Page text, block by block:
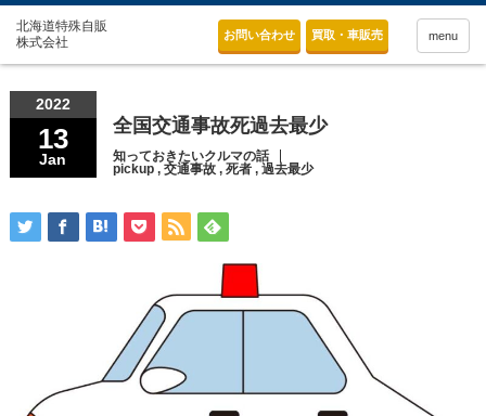
お問い合わせ 買取・車販売 menu
2022
13
Jan
全国交通事故死過去最少
知っておきたいクルマの話
pickup, 交通事故, 死者, 過去最少